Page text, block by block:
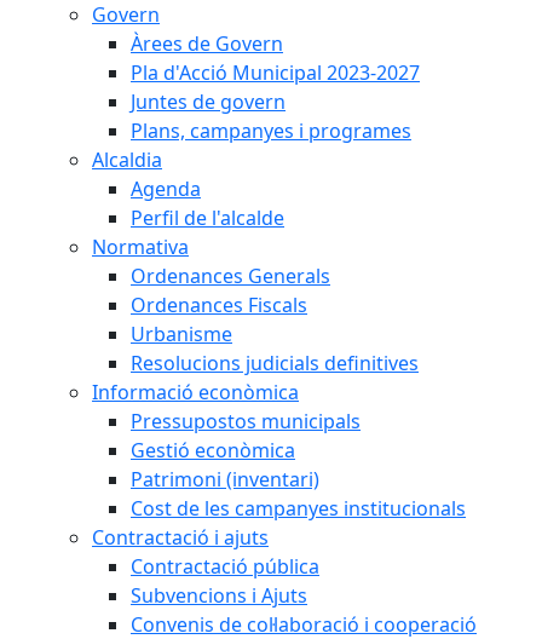
Govern
Àrees de Govern
Pla d'Acció Municipal 2023-2027
Juntes de govern
Plans, campanyes i programes
Alcaldia
Agenda
Perfil de l'alcalde
Normativa
Ordenances Generals
Ordenances Fiscals
Urbanisme
Resolucions judicials definitives
Informació econòmica
Pressupostos municipals
Gestió econòmica
Patrimoni (inventari)
Cost de les campanyes institucionals
Contractació i ajuts
Contractació pública
Subvencions i Ajuts
Convenis de col·laboració i cooperació